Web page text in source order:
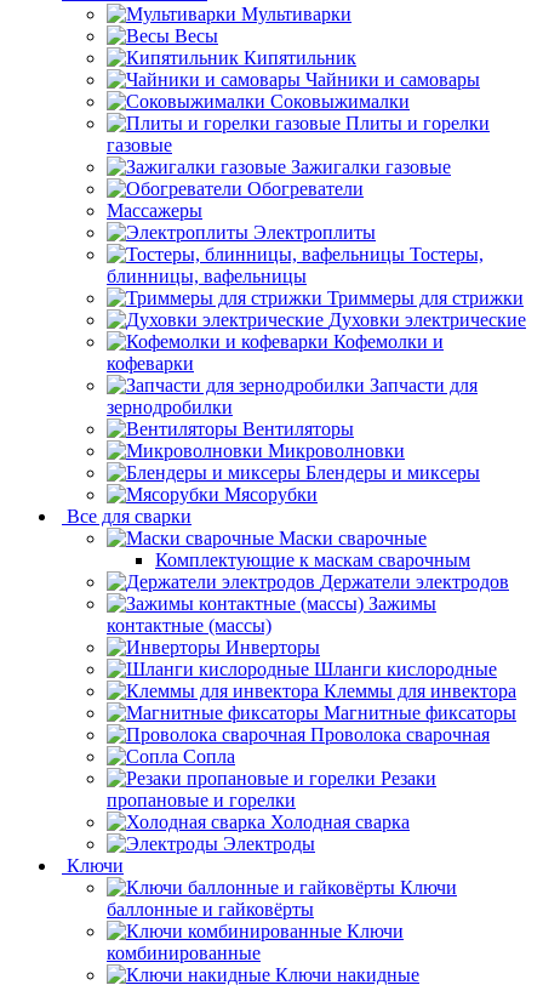
Мультиварки
Весы
Кипятильник
Чайники и самовары
Соковыжималки
Плиты и горелки
газовые
Зажигалки газовые
Обогреватели
Массажеры
Электроплиты
Тостеры,
блинницы, вафельницы
Триммеры для стрижки
Духовки электрические
Кофемолки и
кофеварки
Запчасти для
зернодробилки
Вентиляторы
Микроволновки
Блендеры и миксеры
Мясорубки
Все для сварки
Маски сварочные
Комплектующие к маскам сварочным
Держатели электродов
Зажимы
контактные (массы)
Инверторы
Шланги кислородные
Клеммы для инвектора
Магнитные фиксаторы
Проволока сварочная
Сопла
Резаки
пропановые и горелки
Холодная сварка
Электроды
Ключи
Ключи
баллонные и гайковёрты
Ключи
комбинированные
Ключи накидные